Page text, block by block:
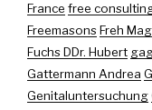
France free
FreemasonsFreh
Fuchs DDr. Hubert
Gattermann Andrea
Genitaluntersuchung